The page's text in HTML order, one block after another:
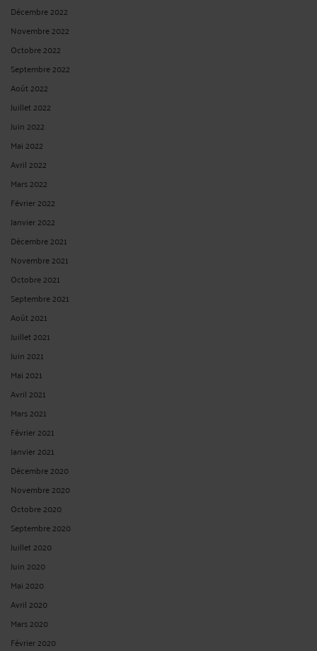
Décembre 2022
Novembre 2022
Octobre 2022
Septembre 2022
Août 2022
Juillet 2022
Juin 2022
Mai 2022
Avril 2022
Mars 2022
Février 2022
Janvier 2022
Décembre 2021
Novembre 2021
Octobre 2021
Septembre 2021
Août 2021
Juillet 2021
Juin 2021
Mai 2021
Avril 2021
Mars 2021
Février 2021
Janvier 2021
Décembre 2020
Novembre 2020
Octobre 2020
Septembre 2020
Juillet 2020
Juin 2020
Mai 2020
Avril 2020
Mars 2020
Février 2020